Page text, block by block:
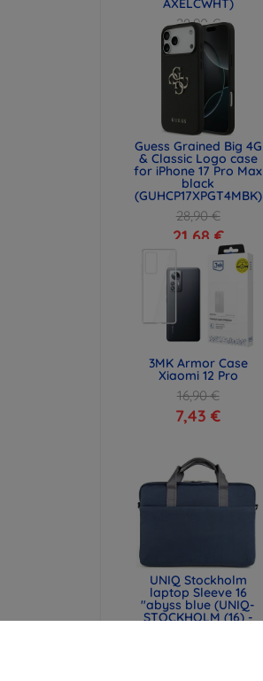
AXELCWHT)
28,90 €
21,68 €
Guess Grained Big 4G
& Classic Logo case
for iPhone 17 Pro Max
black
(GUHCP17XPGT4MBK)
28,90 €
21,68 €
3MK Armor Case
Xiaomi 12 Pro
16,90 €
7,43 €
UNIQ Stockholm
laptop Sleeve 16
"abyss blue (UNIQ-
STOCKHOLM (16) -